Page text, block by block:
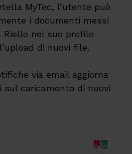
MyTec, l’utente può
i documenti messi
Riello nel suo profilo
di nuovi file.
via email aggiorna
sul caricamento di nuovi